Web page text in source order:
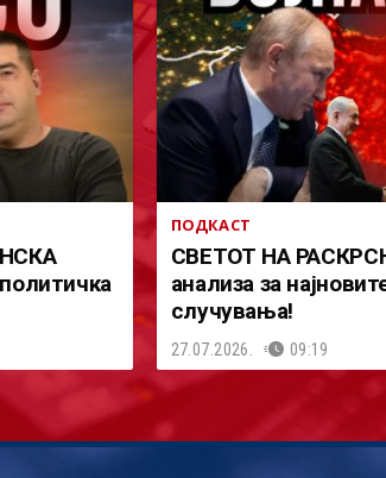
ПОДКАСТ
СВЕТОТ НА
анализа за
случувања!
27.07.2026. 09:19